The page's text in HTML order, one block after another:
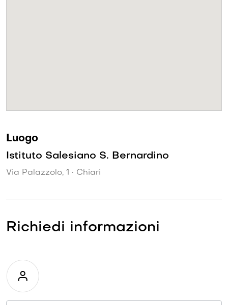
Luogo
Istituto Salesiano S. Bernardino
Via Palazzolo, 1 • Chiari
Richiedi informazioni
Richiesta